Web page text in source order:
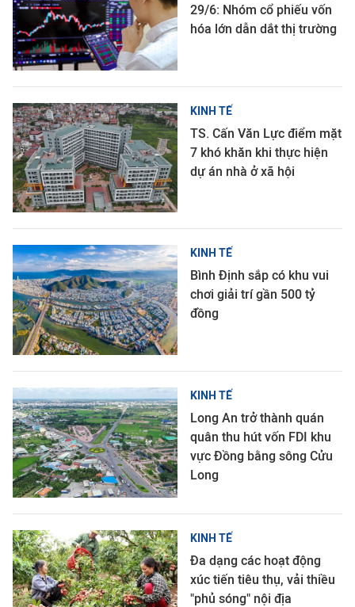
29/6: Nhóm cổ phiếu vốn
hóa lớn dẫn dắt thị trường
KINH TẾ
TS. Cấn Văn Lực điểm mặt
7 khó khăn khi thực hiện
dự án nhà ở xã hội
KINH TẾ
Bình Định sắp có khu vui
chơi giải trí gần 500 tỷ
đồng
KINH TẾ
Long An trở thành quán
quân thu hút vốn FDI khu
vực Đồng bằng sông Cửu
Long
KINH TẾ
Đa dạng các hoạt động
xúc tiến tiêu thụ, vải thiều
"phủ sóng" nội địa